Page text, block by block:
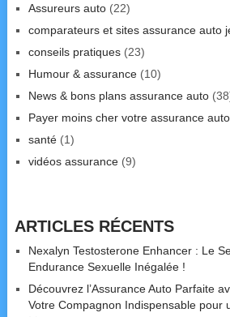
Assureurs auto(22)
comparateurs et sites assurance auto
conseils pratiques(23)
Humour & assurance(10)
News & bons plans assurance auto
Payer moins cher votre assurance auto
santé(1)
vidéos assurance(9)
ARTICLES RÉCENTS
Nexalyn Testosterone Enhancer : Le
Endurance Sexuelle Inégalée !
Découvrez l’Assurance Auto Parfaite
Votre Compagnon Indispensable pour